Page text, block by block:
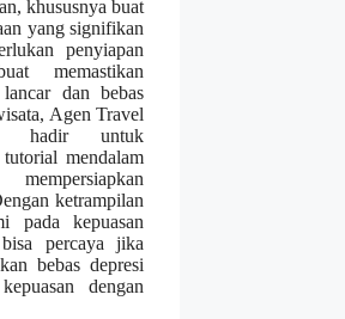
khususnya buat
yang signifikan
penyiapan
memastikan
dan bebas
Agen Travel
hadir untuk
mendalam
ketrampilan
pada kepuasan
percaya jika
bebas depresi
dengan